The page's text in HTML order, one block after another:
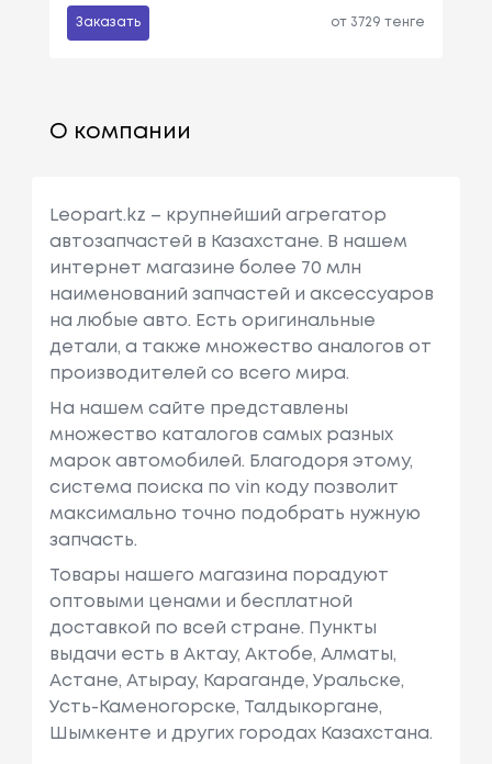
Заказать от 3729 тенге
О компании
Leopart.kz – крупнейший агрегатор
автозапчастей в Казахстане. В нашем
интернет магазине более 70 млн
наименований запчастей и аксессуаров
на любые авто. Есть оригинальные
детали, а также множество аналогов от
производителей со всего мира.
На нашем сайте представлены
множество каталогов самых разных
марок автомобилей. Благодоря этому,
система поиска по vin коду позволит
максимально точно подобрать нужную
запчасть.
Товары нашего магазина порадуют
оптовыми ценами и бесплатной
доставкой по всей стране. Пункты
выдачи есть в Актау, Актобе, Алматы,
Астане, Атырау, Караганде, Уральске,
Усть-Каменогорске, Талдыкоргане,
Шымкенте и других городах Казахстана.